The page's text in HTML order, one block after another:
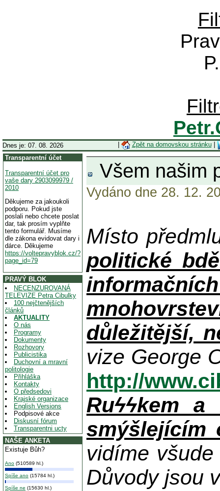
Dnes je: 07. 08. 2026 Zpět na domovskou stránku|
Transparentní účet
Transparentní účet pro
vaše dary 2903099979 /
2010
Děkujeme za jakoukoli
podporu. Pokud jste
poslali nebo chcete poslat
dar, tak prosím vyplňte
tento formulář. Musíme
dle zákona evidovat dary i
dárce. Děkujeme
https://voltepravyblok.cz/?
page_id=79
PRAVÝ BLOK
NECENZUROVANÁ
TELEVIZE Petra Cibulky
100 nejčtenějších
článků
AKTUALITY
O nás
Programy
Dokumenty
Rozhovory
Publicistika
Duchovní a mravní
politologie
Přihláška
Kontakty
O předsedovi
Krajské organizace
English Versions
Podpisové akce
Diskusní fórum
Transparentni ucty
NAŠE ANKETA
Existuje Bůh?
Ano (510589 hl.)
Spíše ano (15784 hl.)
Spíše ne (15630 hl.)
Všem našim
Vydáno dne 28. 12.
Místo
politické
důležitější,
vize George
http://
Ruϟϟkem
smýšlejícím
vidíme
Důvody jsou